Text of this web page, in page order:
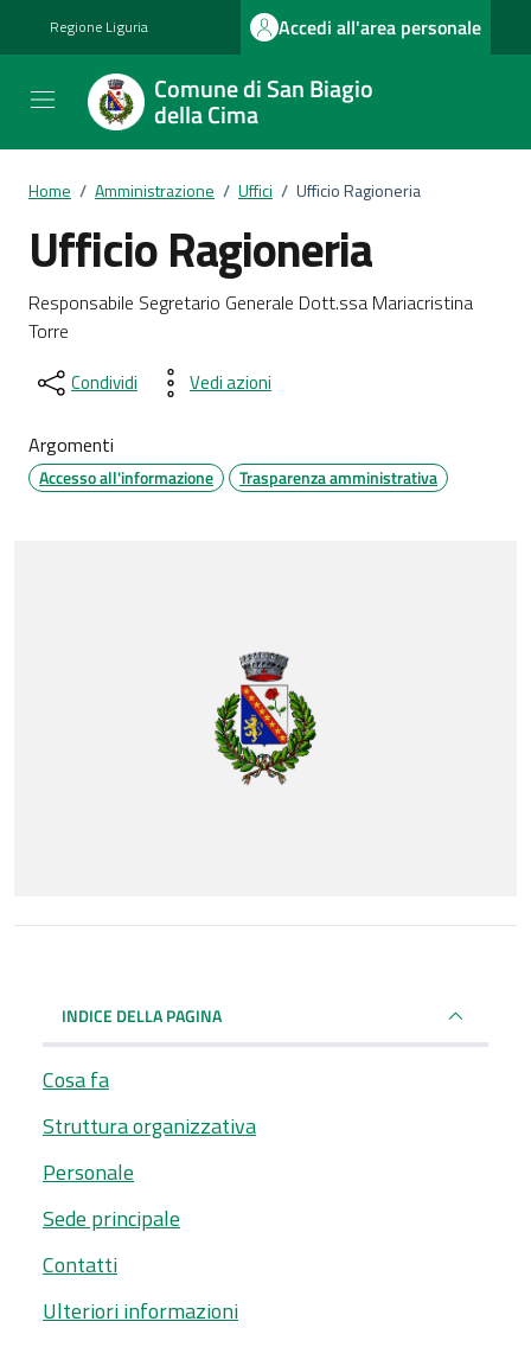
Regione Liguria Accedi all'area personale
Comune di San Biagio
della Cima
Home / Amministrazione / Uffici / Ufficio Ragioneria
Ufficio Ragioneria
Dettagli del documento
Responsabile Segretario Generale Dott.ssa Mariacristina
Torre
Condividi Vedi azioni
Argomenti
Accesso all'informazione Trasparenza amministrativa
INDICE DELLA PAGINA
Cosa fa
Struttura organizzativa
Personale
Sede principale
Contatti
Ulteriori informazioni